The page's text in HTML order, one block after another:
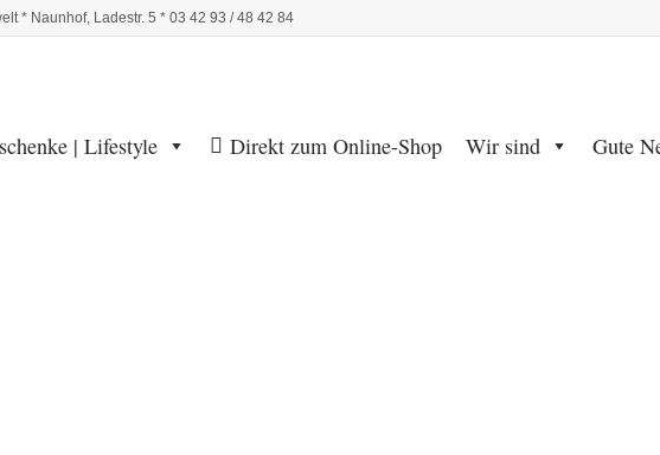
* Naunhof, Ladestr. 5 * 03 42 93 / 48 42 84
| Lifestyle Direkt zum Online-Shop Wir sind Gute